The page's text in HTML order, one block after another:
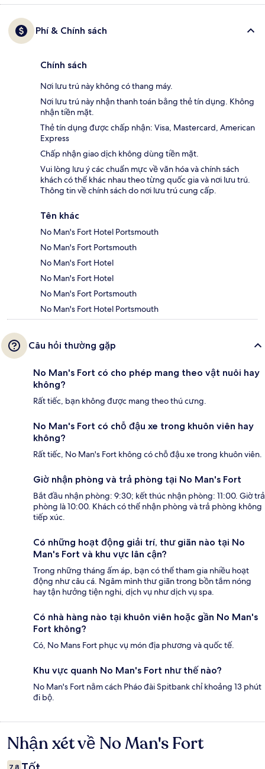
Phí & Chính sách
Chính sách
Nơi lưu trú này không có thang máy.
Nơi lưu trú này nhận thanh toán bằng thẻ tín dụng. Không
nhận tiền mặt.
Thẻ tín dụng được chấp nhận: Visa, Mastercard, American
Express
Chấp nhận giao dịch không dùng tiền mặt.
Vui lòng lưu ý các chuẩn mực về văn hóa và chính sách
khách có thể khác nhau theo từng quốc gia và nơi lưu trú.
Thông tin về chính sách do nơi lưu trú cung cấp.
Tên khác
No Man's Fort Hotel Portsmouth
No Man's Fort Portsmouth
No Man's Fort Hotel
No Man's Fort Hotel
No Man's Fort Portsmouth
No Man's Fort Hotel Portsmouth
Câu hỏi thường gặp
No Man's Fort có cho phép mang theo vật nuôi hay
không?
Rất tiếc, bạn không được mang theo thú cưng.
No Man's Fort có chỗ đậu xe trong khuôn viên hay
không?
Rất tiếc, No Man's Fort không có chỗ đậu xe trong khuôn viên.
Giờ nhận phòng và trả phòng tại No Man's Fort
Bắt đầu nhận phòng: 9:30; kết thúc nhận phòng: 11:00. Giờ trả
phòng là 10:00. Khách có thể nhận phòng và trả phòng không
tiếp xúc.
Có những hoạt động giải trí, thư giãn nào tại No
Man's Fort và khu vực lân cận?
Trong những tháng ấm áp, bạn có thể tham gia nhiều hoạt
động như câu cá. Ngâm mình thư giãn trong bồn tắm nóng
hay tận hưởng tiện nghi, dịch vụ như dịch vụ spa.
Có nhà hàng nào tại khuôn viên hoặc gần No Man's
Fort không?
Có, No Mans Fort phục vụ món địa phương và quốc tế.
Khu vực quanh No Man's Fort như thế nào?
No Man's Fort nằm cách Pháo đài Spitbank chỉ khoảng 13 phút
đi bộ.
Nhận
xét
Nhận xét về No Man's Fort
7,8